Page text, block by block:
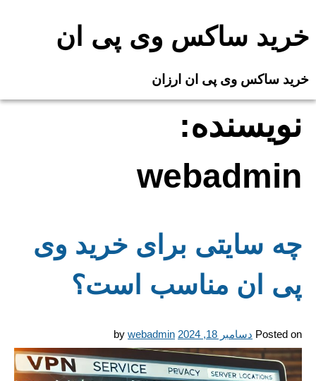
content
خرید ساکس وی پی ان
خرید ساکس وی پی ان ارزان
نویسنده:
webadmin
چه سایتی برای خرید وی
پی ان مناسب است؟
Posted on دسامبر 18, 2024 by webadmin